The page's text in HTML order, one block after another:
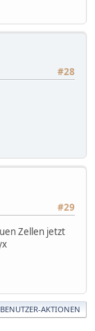
#28
#29
Zellen jetzt
BENUTZER-AKTIONEN